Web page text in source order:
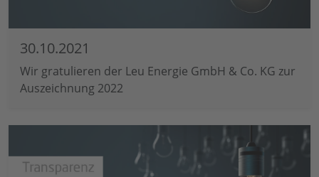
30.10.2021
Wir gratulieren der Leu Energie GmbH & Co. KG zur
Auszeichnung 2022